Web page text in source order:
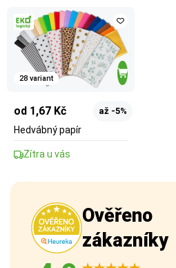
28 variant
od 1,67 Kč až -5%
Hedvábný papír
Zítra u vás
Ověřeno
zákazníky